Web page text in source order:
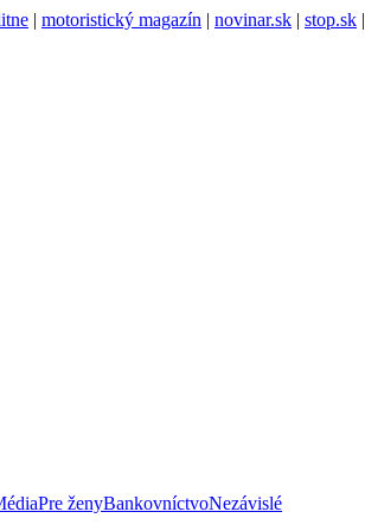
| motoristický magazín | novinar.sk | stop.sk |
Pre ženyBankovníctvoNezávislé